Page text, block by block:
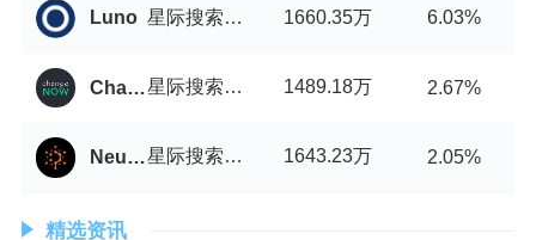
Luno 星际搜索引擎币/USDT 1660.35万 6.03%
ChangeNOW 星际搜索引擎币/USDT 1489.18万 2.67%
Neutroswap 星际搜索引擎币/USDT 1643.23万 2.05%
精选资讯